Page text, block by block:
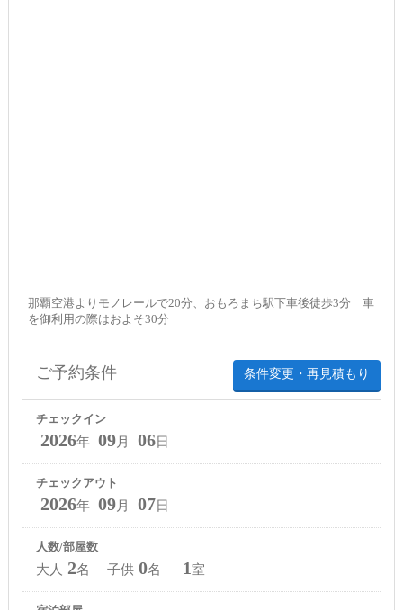
那覇空港よりモノレールで20分、おもろまち駅下車後徒歩3分 車
を御利用の際はおよそ30分
条件変更・再見積もり
ご予約条件
チェックイン
2026年 09月 06日
チェックアウト
2026年 09月 07日
人数/部屋数
大人 2名 子供 0名 1室